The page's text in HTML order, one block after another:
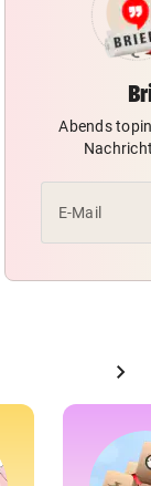
Abends
E-Mail
chevron_right